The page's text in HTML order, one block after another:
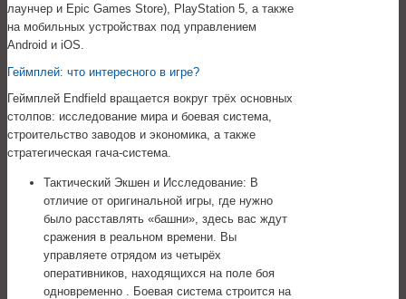
лаунчер и Epic Games Store), PlayStation 5, а также
на мобильных устройствах под управлением
Android и iOS.
Геймплей: что интересного в игре?
Геймплей Endfield вращается вокруг трёх основных
столпов: исследование мира и боевая система,
строительство заводов и экономика, а также
стратегическая гача-система.
Тактический Экшен и Исследование: В
отличие от оригинальной игры, где нужно
было расставлять «башни», здесь вас ждут
сражения в реальном времени. Вы
управляете отрядом из четырёх
оперативников, находящихся на поле боя
одновременно . Боевая система строится на